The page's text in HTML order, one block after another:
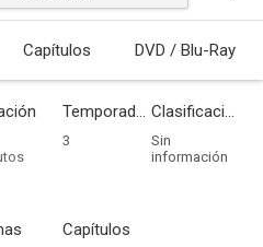
Capítulos DVD / Blu-Ray
Temporadas
3
Clasificación por edades
Sin
información
Capítulos